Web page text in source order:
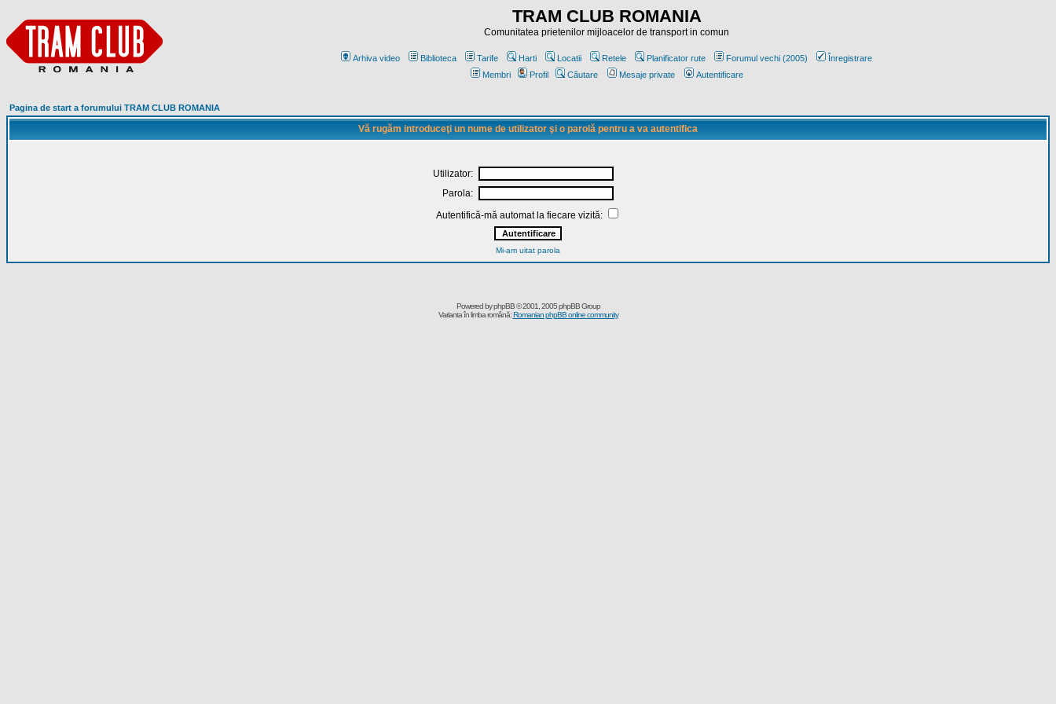
TRAM CLUB ROMANIA
Comunitatea prietenilor mijloacelor de transport in comun
Arhiva video Biblioteca Tarife Harti Locatii Retele Planificator rute Forumul vechi (2005)
Înregistrare
Membri
Profil Căutare Mesaje private Autentificare
Pagina de start a forumului TRAM CLUB ROMANIA
Vă rugăm introduceţi un nume de utilizator şi o parolă pentru a va autentifica
Utilizator:
Parola:
Autentifică-mă automat la fiecare vizită:
Mi-am uitat parola
Powered byphpBB© 2001, 2005 phpBB Group
Varianta în limba română:Romanian phpBB online community